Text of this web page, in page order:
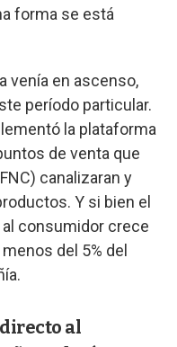
forma se está
venía en ascenso,
período particular.
la plataforma
de venta que
canalizaran y
Y si bien el
consumidor crece
del 5% del
al